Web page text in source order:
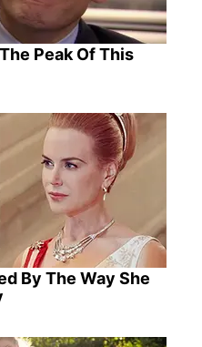
Peak Of This
By The Way She